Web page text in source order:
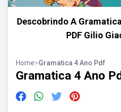
Descobrindo A
PDF Gilio
Home>Gramatica 4 Ano Pdf
Gramatica 4 Ano